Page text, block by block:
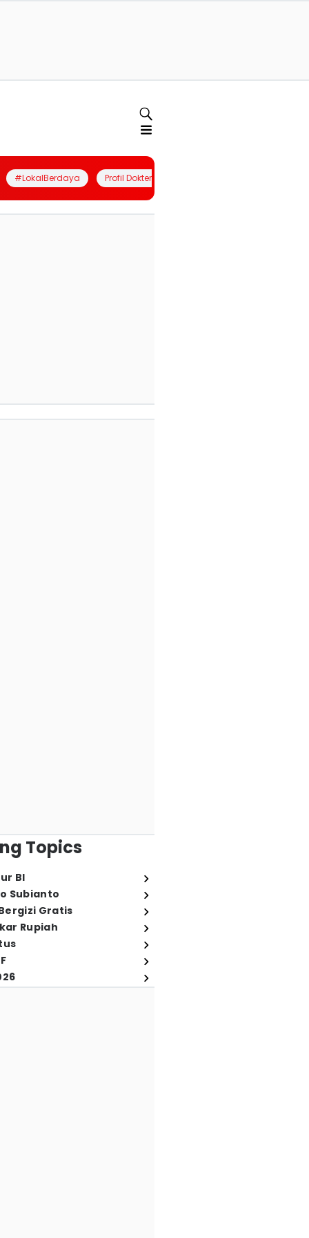
#LokalBerdaya Profil Dokter
Topics
BI
Subianto
Gratis
Rupiah